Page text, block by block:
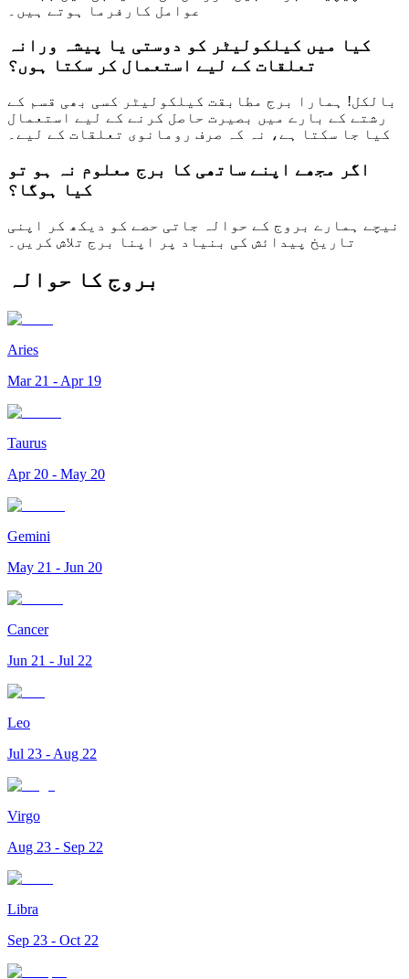
عوامل کارفرما ہوتے ہیں۔
کیا میں کیلکولیٹر کو دوستی یا پیشہ ورانہ
تعلقات کے لیے استعمال کر سکتا ہوں؟
بالکل! ہمارا برج مطابقت کیلکولیٹر کسی بھی قسم کے
رشتے کے بارے میں بصیرت حاصل کرنے کے لیے استعمال
کیا جا سکتا ہے، نہ کہ صرف رومانوی تعلقات کے لیے۔
اگر مجھے اپنے ساتھی کا برج معلوم نہ ہو تو
کیا ہوگا؟
نیچے ہمارے بروج کے حوالہ جاتی حصے کو دیکھ کر اپنی
تاریخ پیدائش کی بنیاد پر اپنا برج تلاش کریں۔
بروج کا حوالہ
Aries
Mar 21 - Apr 19
Taurus
Apr 20 - May 20
Gemini
May 21 - Jun 20
Cancer
Jun 21 - Jul 22
Leo
Jul 23 - Aug 22
Virgo
Aug 23 - Sep 22
Libra
Sep 23 - Oct 22